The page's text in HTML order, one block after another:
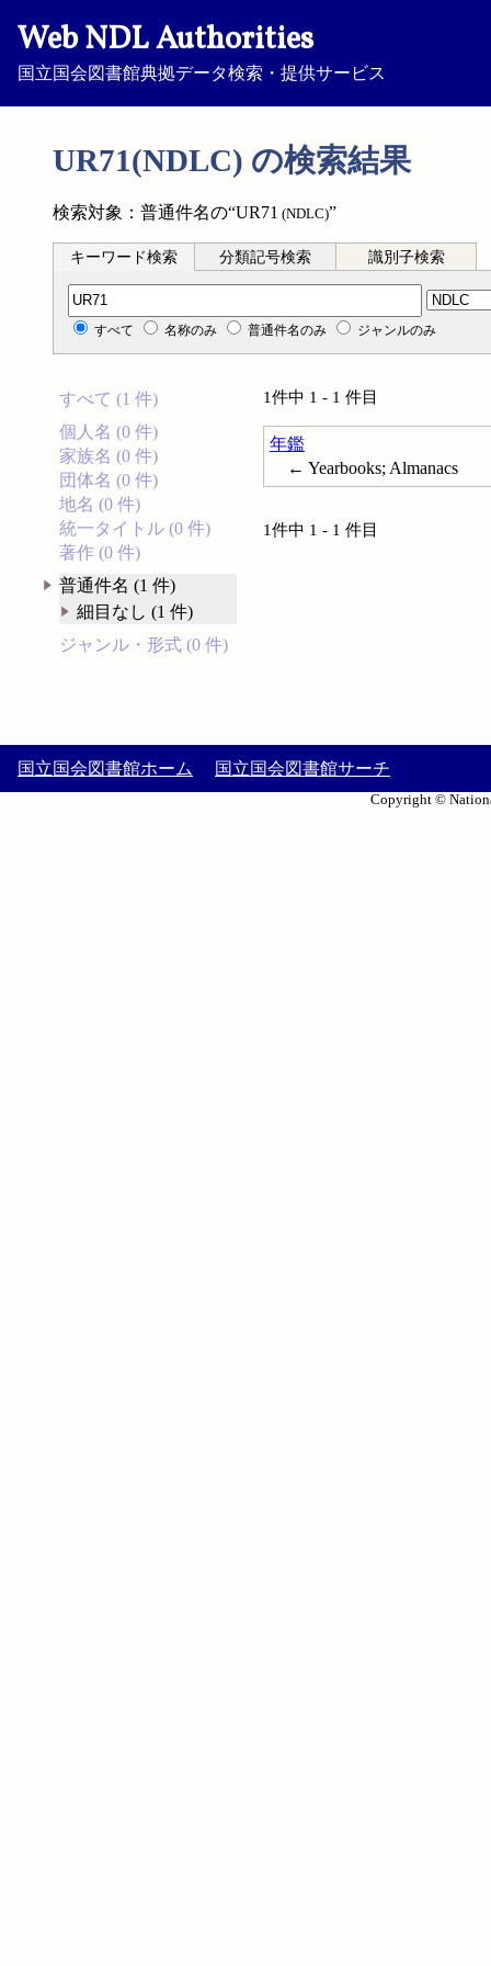
Web NDL Authorities
国立国会図書館典拠データ検索・提供サービス
UR71(NDLC) の検索結果
検索対象：普通件名の“UR71 (NDLC)”
キーワード検索 分類記号検索 識別子検索
分類記号検索
すべて 名称のみ 普通件名のみ ジャンルのみ
すべて (1 件)
個人名 (0 件)
家族名 (0 件)
団体名 (0 件)
地名 (0 件)
統一タイトル (0 件)
著作 (0 件)
普通件名 (1 件)
細目なし (1 件)
ジャンル・形式 (0 件)
1件中 1 - 1 件目
年鑑
← Yearbooks; Almanacs
1件中 1 - 1 件目
国立国会図書館ホーム 国立国会図書館サーチ
Copyright ©